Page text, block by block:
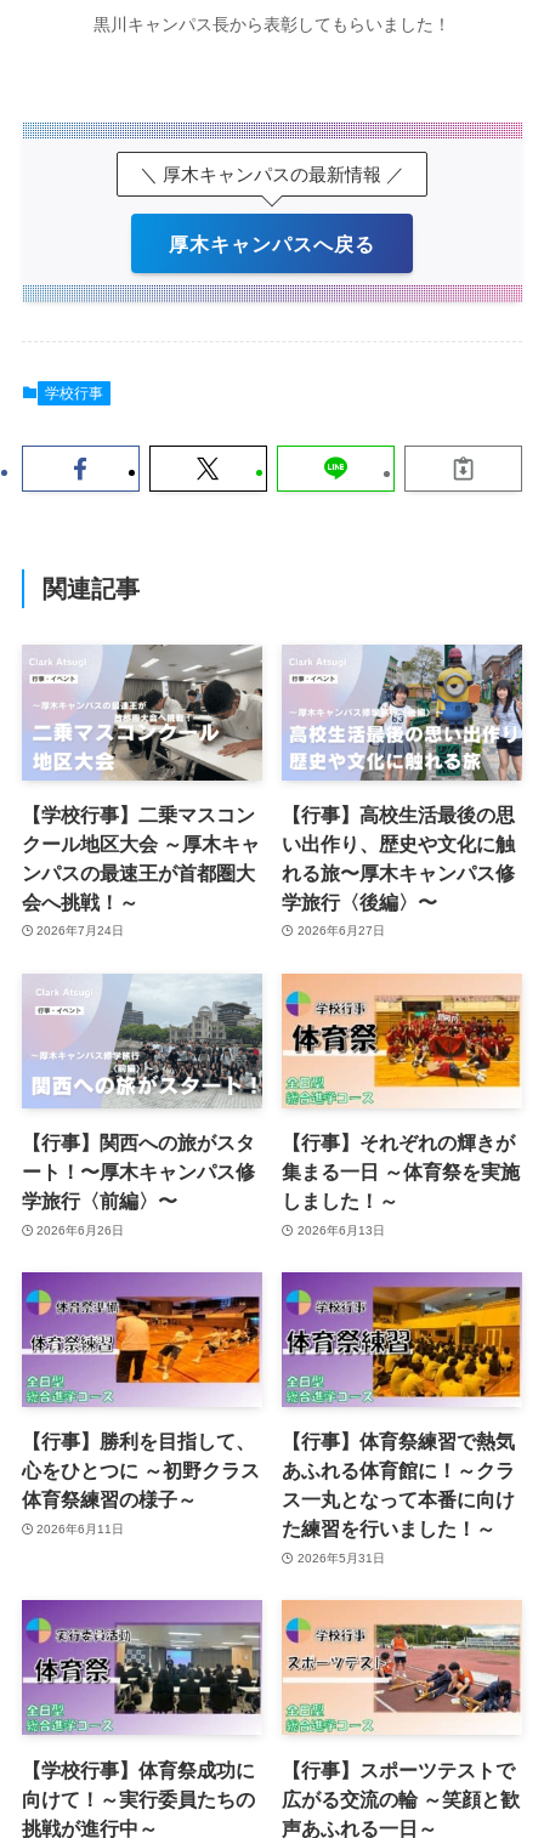
黒川キャンパス長から表彰してもらいました！
＼ 厚木キャンパスの最新情報 ／
厚木キャンパスへ戻る
学校行事
関連記事
【学校行事】二乗マスコン
クール地区大会 ～厚木キャ
ンパスの最速王が首都圏大
会へ挑戦！～
2026年7月24日
【行事】高校生活最後の思
い出作り、歴史や文化に触
れる旅〜厚木キャンパス修
学旅行〈後編〉〜
2026年6月27日
【行事】関西への旅がスタ
ート！〜厚木キャンパス修
学旅行〈前編〉〜
2026年6月26日
【行事】それぞれの輝きが
集まる一日 ～体育祭を実施
しました！～
2026年6月13日
【行事】勝利を目指して、
心をひとつに ～初野クラス
体育祭練習の様子～
2026年6月11日
【行事】体育祭練習で熱気
あふれる体育館に！～クラ
ス一丸となって本番に向け
た練習を行いました！～
2026年5月31日
【学校行事】体育祭成功に
向けて！～実行委員たちの
挑戦が進行中～
【行事】スポーツテストで
広がる交流の輪 ～笑顔と歓
声あふれる一日～